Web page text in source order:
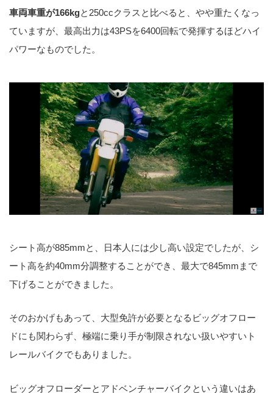
車両車重が166kgと250ccクラスと比べると、やや重たくなっ
ていますが、最高出力は43PSを6400回転で発揮するほどハイ
パワーなものでした。
シート高が885mmと、日本人には少し高い設定でしたが、シ
ート高を約40mm分調整することができ、最大で845mmまで
下げることができました。
そのおかげもあって、大型免許が必要となるビッグオフロー
ドにも関わらず、極端に乗り手が制限されない扱いやすいト
レールバイクでもありました。
ビッグオフローダーとアドベンチャーバイクという違いはあ